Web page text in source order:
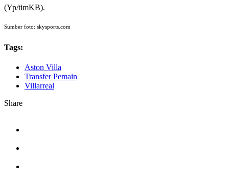
(Yp/timKB).
Sumber foto: skysports.com
Tags:
Aston Villa
Transfer Pemain
Villarreal
Share